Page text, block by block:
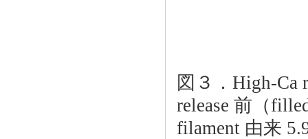
図３．High-Ca
release 前（
filament 由来